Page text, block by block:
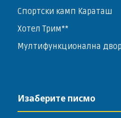
Спортски камп Караташ
Хотел Трим**
Мултифункционална
Изаберите писмо